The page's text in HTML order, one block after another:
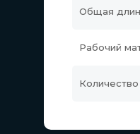
Общая
Рабочий
Количество